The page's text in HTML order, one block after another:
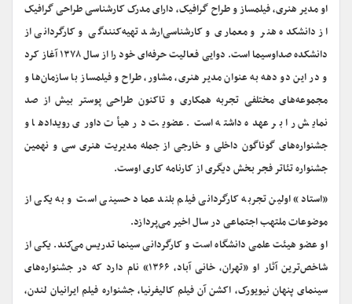
او مدیر هنری، فیلمساز و طراح گرافیک، دارای مدرک کارشناسی طراحی گرافیک
از دانشکده هنر و معماری و کارشناسی‌ارشد تهیه‌کنندگی و کارگردانی از
دانشکده صداوسیما است. دوایی فعالیت حرفه‌ای خود را از سال ۱۳۷۸ آغاز کرد
و در این دو دهه به عنوان مدیر هنری، مشاور، طراح و فیلمساز با سازمان‌ها و
مجموعه‌های مختلفی تجربه همکاری و تاکنون طراحی پوستر بیش از صد
نمایش را بر عهده داشته است. عضویت در هیأت داوری رویدادها و
جشنواره‌های گوناگون داخلی و خارجی از جمله مدیریت هنری سی‌ و نهمین
جشنواره‌ تئاتر فجر بخش دیگری از کارنامه کاری اوست.
«استاد» اولین تجربه کارگردانی فیلم بلند عماد حسینی است و به یکی از
موضوعات ملتهب اجتماعی در سال اخیر می‌پردازد.
او عضو هیئت علمی دانشگاه است و کارگردانی سینما تدریس می‌کند. یکی از
شاخص‌ترین آثار او «تهران، خانی آباد، ۱۳۶۶» نام دارد که در جشنواره‌های
سینمای پنهان نیویورک، اکشن آن فیلم کالیفرنیا، جشنواره فیلم ایرانیان لندن،